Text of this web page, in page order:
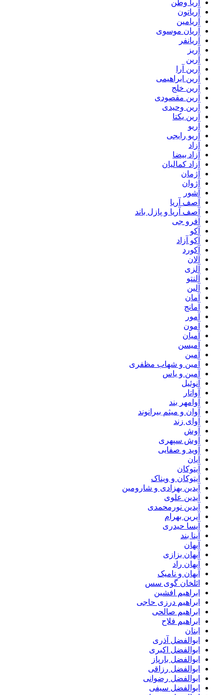
آریا وطن
آریاتون
آریامین
آریان موسوی
آریانفر
آریز
آرین
آرین آرا
آرین ابراهیمی
آرین خلج
آرین مقصودی
آرین وحیدی
آرین یکتا
آریو
آریو رایجی
آزاد
آزاد بیضا
آزاد کمالیان
آژمان
آژوان
آشور
آصف آریا
آصف آریا و پازل باند
آفرو جی
آکو
آکو آزاد
آکورد
آلان
آلزی
آلنتو
آلین
آمان
آمانج
آمور
آمون
آمیان
آمیسن
آمین
آمین و شهاب مظفری
آمین و یاس
آنوئیل
آواتار
آوامهر بند
آوان و میثم بیرانوند
آوای زند
آوش
آوش سپهری
آوید و صفایی
آیان
آیتوکان
آیتوکان و ویناک
آیدین بهزادی و شارومین
آیدین علوی
آیدین نورمحمدی
آیرین بهرام
آیسا حیدری
آینا بند
آیهان
آیهان بزازی
آیهان راد
آیهان و نامیک
ائلخان گوی سس
ابراهیم افشین
ابراهیم درزی حاجی
ابراهیم صالحی
ابراهیم فلاح
ابنان
ابوالفضل آذری
ابوالفضل اکبری
ابوالفضل بارپاز
ابوالفضل رزاقی
ابوالفضل رضوانی
ابوالفضل سیفی